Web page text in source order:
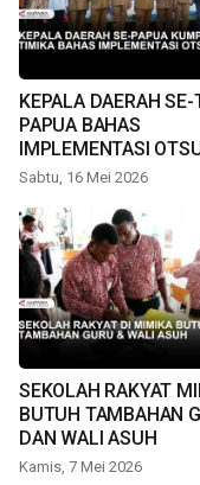
KEPALA DAERAH SE-
PAPUA BAHAS
IMPLEMENTASI
TIMIKA
Sabtu, 16 Mei 2026
SEKOLAH RAKYAT
BUTUH TAMBAHAN
DAN WALI ASUH
Kamis, 7 Mei 2026